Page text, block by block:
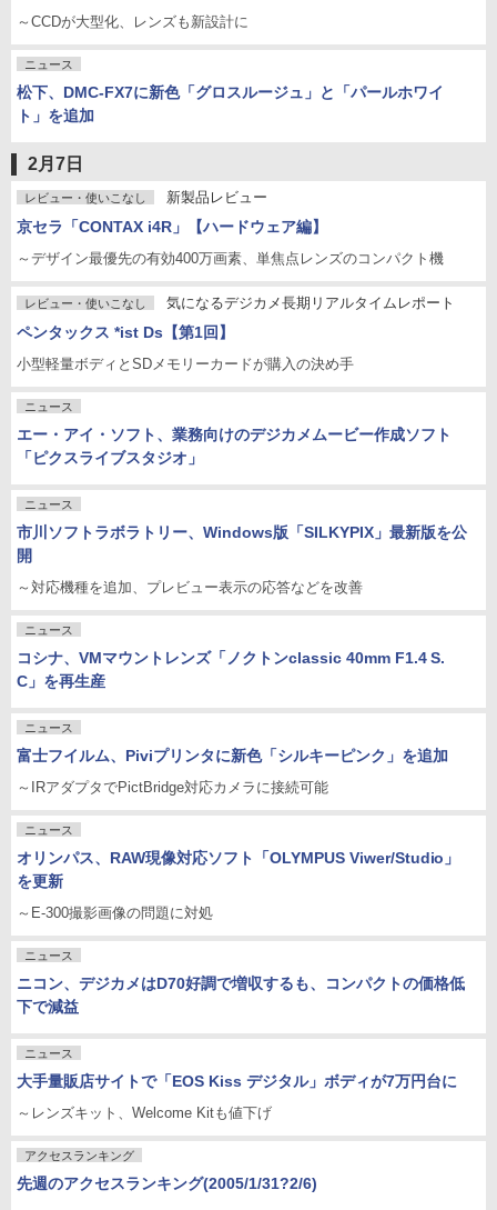
～CCDが大型化、レンズも新設計に
ニュース
松下、DMC-FX7に新色「グロスルージュ」と「パールホワイ
ト」を追加
2月7日
レビュー・使いこなし 新製品レビュー
京セラ「CONTAX i4R」【ハードウェア編】
～デザイン最優先の有効400万画素、単焦点レンズのコンパクト機
レビュー・使いこなし 気になるデジカメ長期リアルタイムレポート
ペンタックス *ist Ds【第1回】
小型軽量ボディとSDメモリーカードが購入の決め手
ニュース
エー・アイ・ソフト、業務向けのデジカメムービー作成ソフト
「ピクスライブスタジオ」
ニュース
市川ソフトラボラトリー、Windows版「SILKYPIX」最新版を公
開
～対応機種を追加、プレビュー表示の応答などを改善
ニュース
コシナ、VMマウントレンズ「ノクトンclassic 40mm F1.4 S.
C」を再生産
ニュース
富士フイルム、Piviプリンタに新色「シルキーピンク」を追加
～IRアダプタでPictBridge対応カメラに接続可能
ニュース
オリンパス、RAW現像対応ソフト「OLYMPUS Viwer/Studio」
を更新
～E-300撮影画像の問題に対処
ニュース
ニコン、デジカメはD70好調で増収するも、コンパクトの価格低
下で減益
ニュース
大手量販店サイトで「EOS Kiss デジタル」ボディが7万円台に
～レンズキット、Welcome Kitも値下げ
アクセスランキング
先週のアクセスランキング(2005/1/31?2/6)